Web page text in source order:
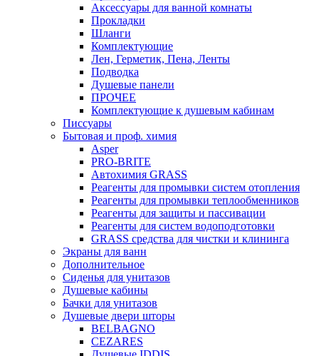
Аксессуары для ванной комнаты
Прокладки
Шланги
Комплектующие
Лен, Герметик, Пена, Ленты
Подводка
Душевые панели
ПРОЧЕЕ
Комплектующие к душевым кабинам
Писсуары
Бытовая и проф. химия
Asper
PRO-BRITE
Автохимия GRASS
Реагенты для промывки систем отопления
Реагенты для промывки теплообменников
Реагенты для защиты и пассивации
Реагенты для систем водоподготовки
GRASS средства для чистки и клининга
Экраны для ванн
Дополнительное
Сиденья для унитазов
Душевые кабины
Бачки для унитазов
Душевые двери шторы
BELBAGNO
CEZARES